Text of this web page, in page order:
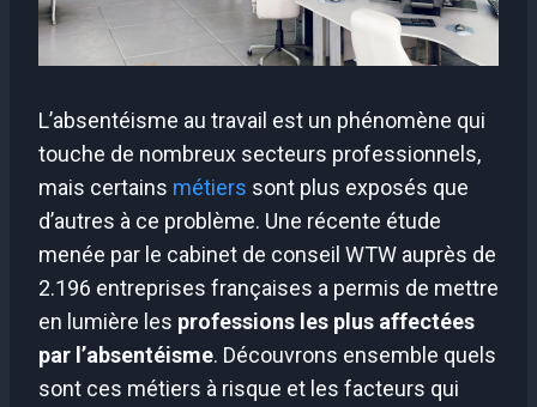
L’absentéisme au travail est un phénomène qui
touche de nombreux secteurs professionnels,
mais certains métiers sont plus exposés que
d’autres à ce problème. Une récente étude
menée par le cabinet de conseil WTW auprès de
2.196 entreprises françaises a permis de mettre
en lumière les professions les plus affectées
par l’absentéisme. Découvrons ensemble quels
sont ces métiers à risque et les facteurs qui